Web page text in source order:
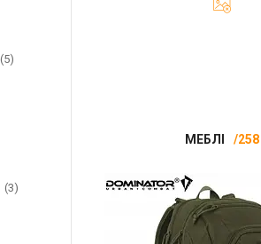
МЕБЛІ 258
5
3